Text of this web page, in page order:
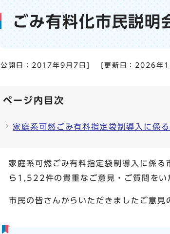
ごみ有料化市民説明
[公開日： 2017年9月7日 [更新日： 2026年1
ページ内目次
家庭系可燃ごみ有料指定袋制導入に係
家庭系可燃ごみ有料指定袋制導入に係
ら1,522件の貴重なご意見・ご質問をい
市民の皆さんからいただきましたご意見